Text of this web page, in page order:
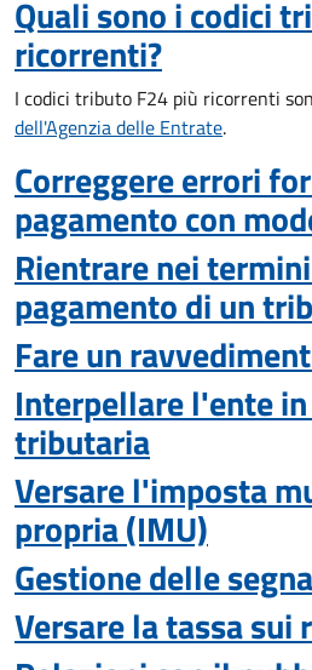
Quali sono i codici
ricorrenti?
I codici tributo F24 più ricorrenti
dell'Agenzia delle Entrate.
Correggere errori
pagamento con
Rientrare nei
pagamento di un
Fare un
Interpellare l'ente
tributaria
Versare l'imposta
propria (IMU)
Gestione delle
Versare la tassa sui